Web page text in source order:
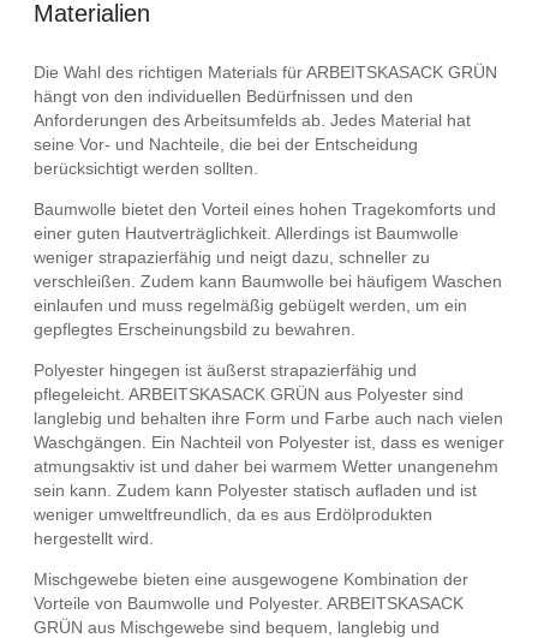
Materialien
Die Wahl des richtigen Materials für ARBEITSKASACK GRÜN
hängt von den individuellen Bedürfnissen und den
Anforderungen des Arbeitsumfelds ab. Jedes Material hat
seine Vor- und Nachteile, die bei der Entscheidung
berücksichtigt werden sollten.
Baumwolle bietet den Vorteil eines hohen Tragekomforts und
einer guten Hautverträglichkeit. Allerdings ist Baumwolle
weniger strapazierfähig und neigt dazu, schneller zu
verschleißen. Zudem kann Baumwolle bei häufigem Waschen
einlaufen und muss regelmäßig gebügelt werden, um ein
gepflegtes Erscheinungsbild zu bewahren.
Polyester hingegen ist äußerst strapazierfähig und
pflegeleicht. ARBEITSKASACK GRÜN aus Polyester sind
langlebig und behalten ihre Form und Farbe auch nach vielen
Waschgängen. Ein Nachteil von Polyester ist, dass es weniger
atmungsaktiv ist und daher bei warmem Wetter unangenehm
sein kann. Zudem kann Polyester statisch aufladen und ist
weniger umweltfreundlich, da es aus Erdölprodukten
hergestellt wird.
Mischgewebe bieten eine ausgewogene Kombination der
Vorteile von Baumwolle und Polyester. ARBEITSKASACK
GRÜN aus Mischgewebe sind bequem, langlebig und